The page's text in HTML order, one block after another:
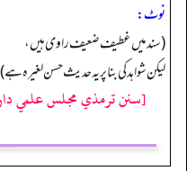
نوٹ:
(سند میں غطیف ضعیف راوی ہیں،
لیکن شواہد کی بنا پر یہ حدیث حسن لغیرہ ہے)
[سنن ترمذي مجلس علمي